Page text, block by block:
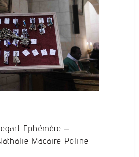
Ephémère –
Macaire Poline